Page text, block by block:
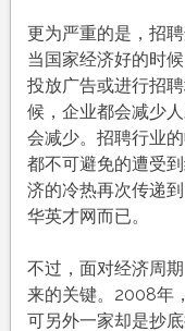
更为严重的是，招
当国家经济好的时
投放广告或进行招
候，企业都会减少
会减少。招聘行业
都不可避免的遭受
济的冷热再次传递
华英才网而已。
不过，面对经济周
来的关键。2008年
可另外一家却是抄